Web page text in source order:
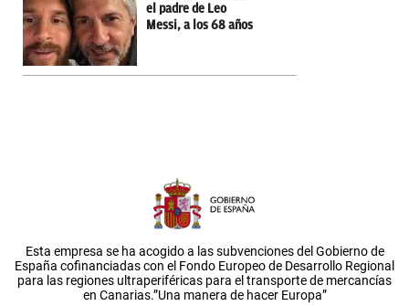
el padre de Leo
Messi, a los 68 años
Esta empresa se ha acogido a las subvenciones del Gobierno de
España cofinanciadas con el Fondo Europeo de Desarrollo Regional
para las regiones ultraperiféricas para el transporte de mercancías
en Canarias.”Una manera de hacer Europa”